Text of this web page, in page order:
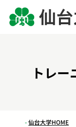
トレ
仙台大学HOME